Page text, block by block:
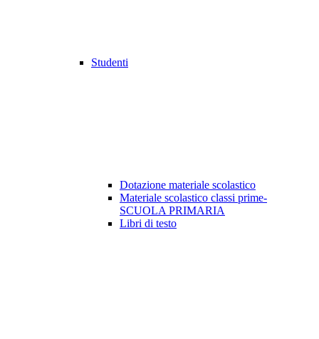
Studenti
Dotazione materiale scolastico
Materiale scolastico classi prime-
SCUOLA PRIMARIA
Libri di testo